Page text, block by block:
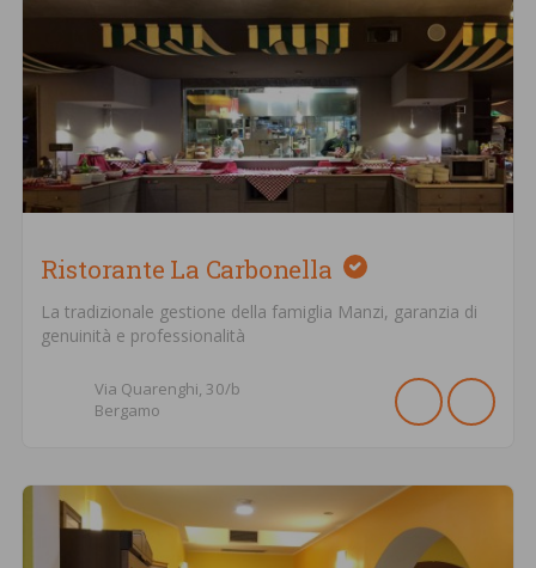
Ristorante La Carbonella
La tradizionale gestione della famiglia Manzi, garanzia di
genuinità e professionalità
Via Quarenghi, 30/b
Bergamo